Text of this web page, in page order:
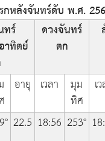
กหลังจันทร์ดับ พ.ศ.
ทร์
าทิตย์
ดวงจันทร์
ตก
อายุ เวลา มุม
ทิศ
เ
22.5 18:56 253°